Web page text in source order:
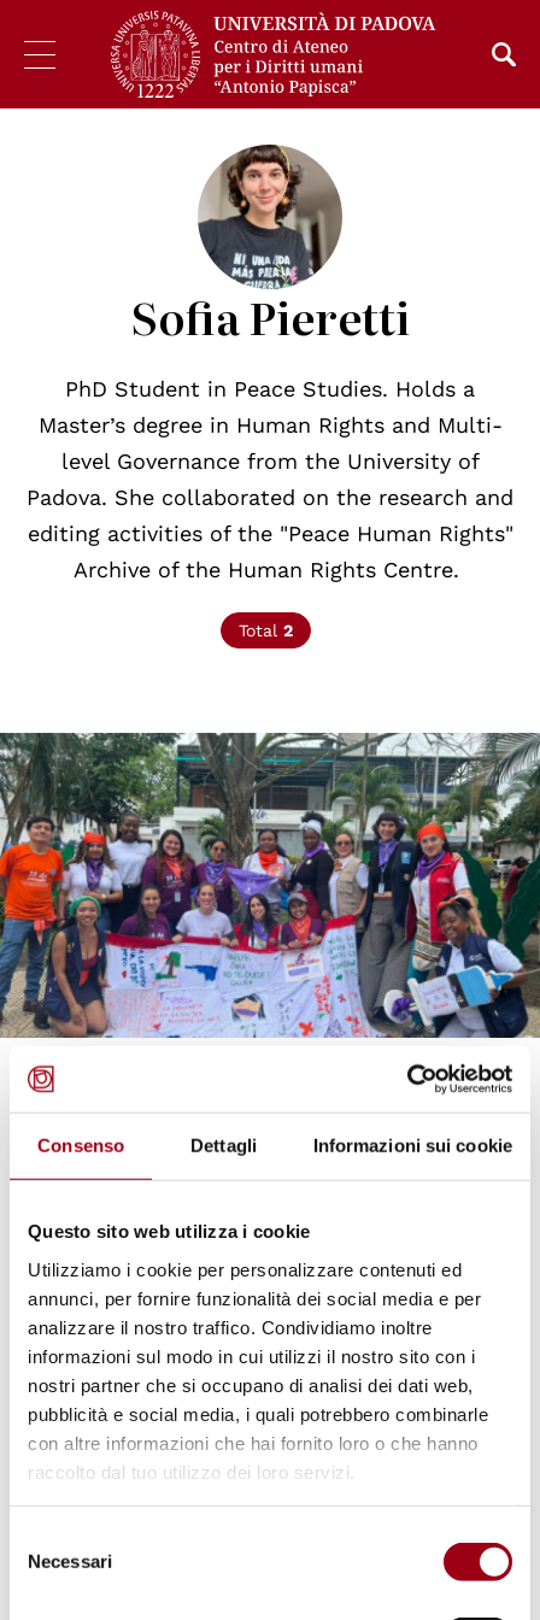
Consenso Dettagli Informazioni sui cookie
Questo sito web utilizza i cookie
Utilizziamo i cookie per personalizzare contenuti ed
annunci, per fornire funzionalità dei social media e per
analizzare il nostro traffico. Condividiamo inoltre
informazioni sul modo in cui utilizzi il nostro sito con i
nostri partner che si occupano di analisi dei dati web,
pubblicità e social media, i quali potrebbero combinarle
con altre informazioni che hai fornito loro o che hanno
raccolto dal tuo utilizzo dei loro servizi.
delNecessari
Sofia Pieretti
PhD Student in Peace Studies. Holds a
Master’s degree in Human Rights and Multi-
level Governance from the University of
Padova. She collaborated on the research and
editing activities of the "Peace Human Rights"
Archive of the Human Rights Centre.
Total 2
© Sofia Pieretti
COLOMBIA
International volunteering in
Colombia: promoting human
rights and peace in the Pacific
region of Nariño
18.03.2026
© Matwana for Human Rights